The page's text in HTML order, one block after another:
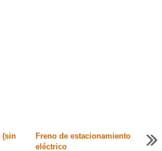
(sin
Freno de estacionamiento
eléctrico